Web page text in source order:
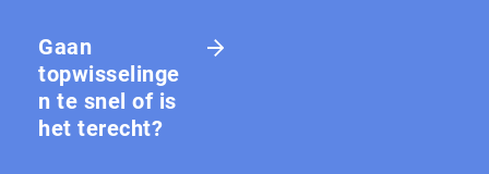
Gaan
topwisselinge
n te snel of is
het terecht?